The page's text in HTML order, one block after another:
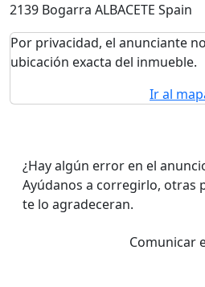
2139 Bogarra ALBACETE Spain
Por privacidad, el anunciante
ubicación exacta del inmueble.
Ir al
¿Hay algún error en el
Ayúdanos a corregirlo, otras
te lo agradeceran.
Comunicar